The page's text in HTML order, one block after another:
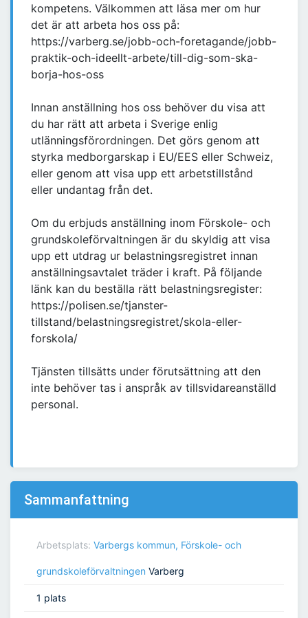
kompetens. Välkommen att läsa mer om hur
det är att arbeta hos oss på:
https://varberg.se/jobb-och-foretagande/jobb-
praktik-och-ideellt-arbete/till-dig-som-ska-
borja-hos-oss
Innan anställning hos oss behöver du visa att
du har rätt att arbeta i Sverige enlig
utlänningsförordningen. Det görs genom att
styrka medborgarskap i EU/EES eller Schweiz,
eller genom att visa upp ett arbetstillstånd
eller undantag från det.
Om du erbjuds anställning inom Förskole- och
grundskoleförvaltningen är du skyldig att visa
upp ett utdrag ur belastningsregistret innan
anställningsavtalet träder i kraft. På följande
länk kan du beställa rätt belastningsregister:
https://polisen.se/tjanster-
tillstand/belastningsregistret/skola-eller-
forskola/
Tjänsten tillsätts under förutsättning att den
inte behöver tas i anspråk av tillsvidareanställd
personal.
Sammanfattning
Arbetsplats: Varbergs kommun, Förskole- och
grundskoleförvaltningen Varberg
1 plats